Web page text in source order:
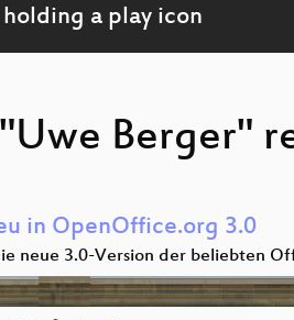
Berger"
in OpenOffice.org 3.0
neue 3.0-Version der beliebten